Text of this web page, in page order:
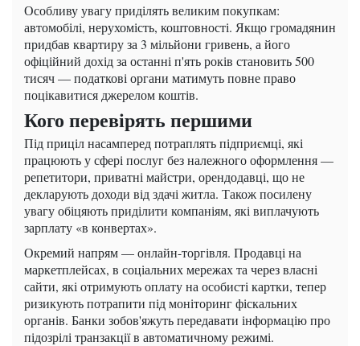
Особливу увагу приділять великим покупкам:
автомобілі, нерухомість, коштовності. Якщо громадянин
придбав квартиру за 3 мільйони гривень, а його
офіційний дохід за останні п'ять років становить 500
тисяч — податкові органи матимуть повне право
поцікавитися джерелом коштів.
Кого перевірять першими
Під приціл насамперед потраплять підприємці, які
працюють у сфері послуг без належного оформлення —
репетитори, приватні майстри, орендодавці, що не
декларують доходи від здачі житла. Також посилену
увагу обіцяють приділити компаніям, які виплачують
зарплату «в конвертах».
Окремий напрям — онлайн-торгівля. Продавці на
маркетплейсах, в соціальних мережах та через власні
сайти, які отримують оплату на особисті картки, тепер
ризикують потрапити під моніторинг фіскальних
органів. Банки зобов'яжуть передавати інформацію про
підозрілі транзакції в автоматичному режимі.